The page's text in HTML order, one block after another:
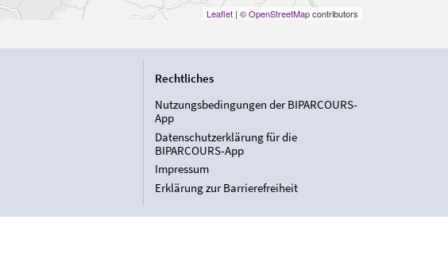
Leaflet| ©OpenStreetMapcontributors
Rechtliches
Nutzungsbedingungen der BIPARCOURS-
App
Datenschutzerklärung für die
BIPARCOURS-App
Impressum
Erklärung zur Barrierefreiheit